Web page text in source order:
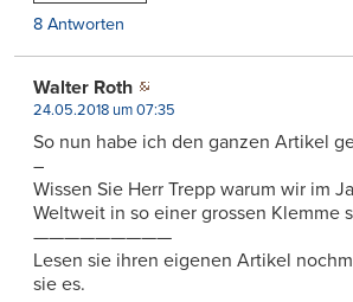
8 Antworten
Walter Roth
24.05.2018 um 07:35
So nun habe ich den ganzen Artikel
–
Wissen Sie Herr Trepp warum wir im
Weltweit in so einer grossen Klemme
—————————
Lesen sie ihren eigenen Artikel
sie es.